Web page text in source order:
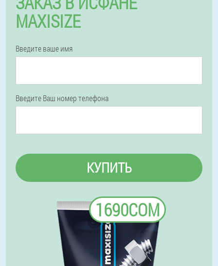
MAXISIZE
Введите ваше имя
Введите Ваш номер телефона
КУПИТЬ
1690СОМ